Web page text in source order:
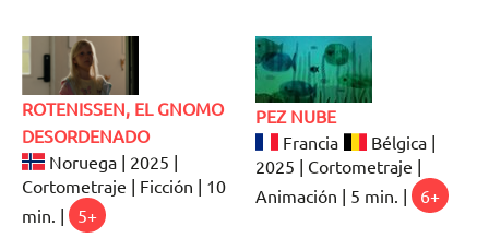
ROTENISSEN, EL GNOMO
DESORDENADO
Noruega | 2025 |
Cortometraje | Ficción | 10
min. |
5+
PEZ NUBE
Francia
Bélgica |
2025 | Cortometraje |
Animación | 5 min. |
6+